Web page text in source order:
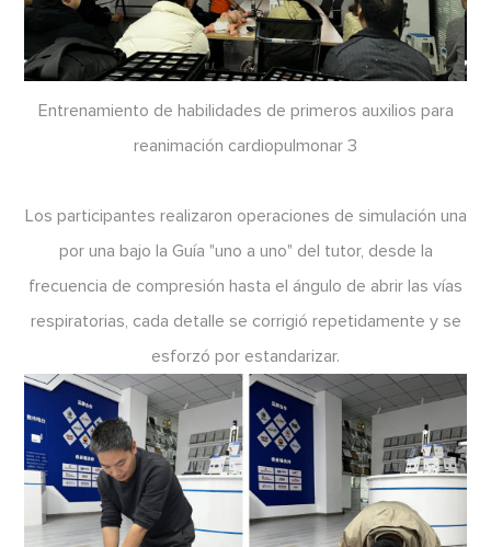
Entrenamiento de habilidades de primeros auxilios para
reanimación cardiopulmonar 3
Los participantes realizaron operaciones de simulación una
por una bajo la Guía "uno a uno" del tutor, desde la
frecuencia de compresión hasta el ángulo de abrir las vías
respiratorias, cada detalle se corrigió repetidamente y se
esforzó por estandarizar.